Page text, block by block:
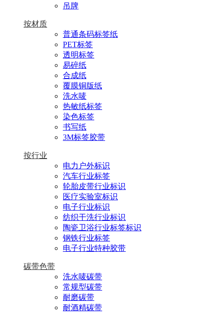
吊牌
按材质
普通条码标签纸
PET标签
透明标签
易碎纸
合成纸
覆膜铜版纸
洗水唛
热敏纸标签
染色标签
书写纸
3M标签胶带
按行业
电力户外标识
汽车行业标签
轮胎皮带行业标识
医疗实验室标识
电子行业标识
纺织干洗行业标识
陶瓷卫浴行业标签标识
钢铁行业标签
电子行业特种胶带
碳带色带
洗水唛碳带
常规型碳带
耐磨碳带
耐酒精碳带